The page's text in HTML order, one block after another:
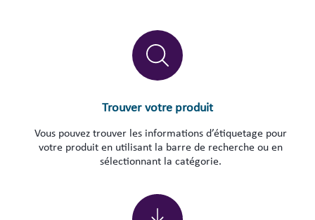
Trouver votre produit
Vous pouvez trouver les informations d’étiquetage pour
votre produit en utilisant la barre de recherche ou en
sélectionnant la catégorie.